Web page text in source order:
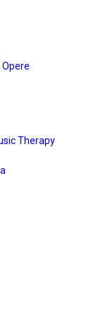
Therapy